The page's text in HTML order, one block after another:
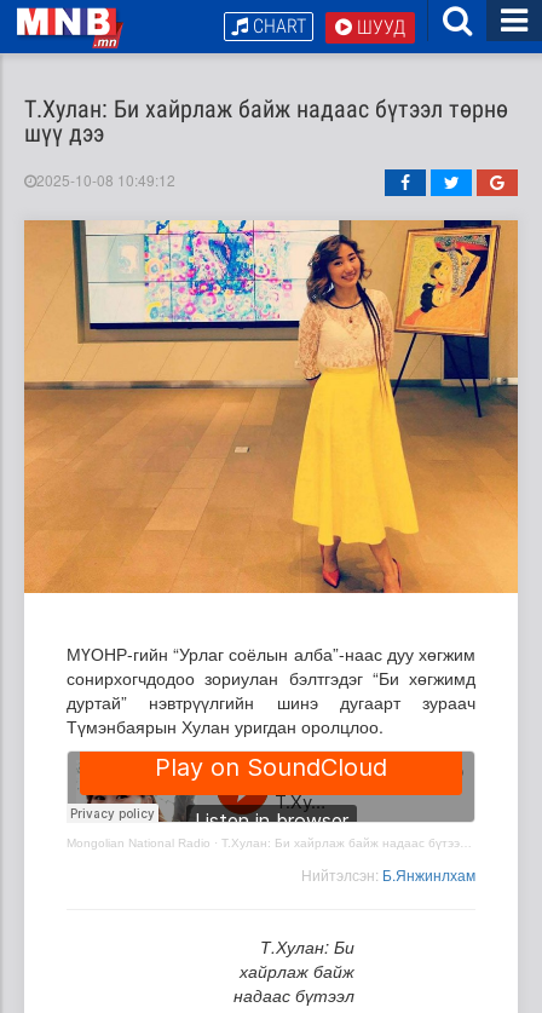
ШУУД
CHART
Т.Хулан: Би хайрлаж байж надаас бүтээл төрнө
шүү дээ
2025-10-08 10:49:12
МҮОНР-гийн “Урлаг соёлын алба”-наас дуу хөгжим
сонирхогчдодоо зориулан бэлтгэдэг “Би хөгжимд
дуртай” нэвтрүүлгийн шинэ дугаарт зураач
Түмэнбаярын Хулан уригдан оролцлоо.
Mongolian National Radio · Т.Хулан: Би хайрлаж байж надаас бүтээл төрнө шүү дээ
Нийтэлсэн: Б.Янжинлхам
Т.Хулан: Би
хайрлаж байж
надаас бүтээл